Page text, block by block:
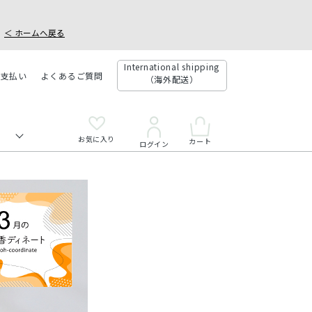
＜ ホームへ戻る
払い よくあるご質問
International shipping
（海外配送）
お気に入り ログイン カート